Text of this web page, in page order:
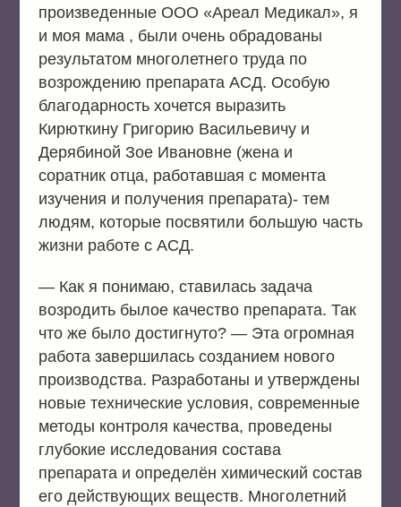
произведенные ООО «Ареал Медикал», я
и моя мама , были очень обрадованы
результатом многолетнего труда по
возрождению препарата АСД. Особую
благодарность хочется выразить
Кирюткину Григорию Васильевичу и
Дерябиной Зое Ивановне (жена и
соратник отца, работавшая с момента
изучения и получения препарата)- тем
людям, которые посвятили большую часть
жизни работе с АСД.
— Как я понимаю, ставилась задача
возродить былое качество препарата. Так
что же было достигнуто? — Эта огромная
работа завершилась созданием нового
производства. Разработаны и утверждены
новые технические условия, современные
методы контроля качества, проведены
глубокие исследования состава
препарата и определён химический состав
его действующих веществ. Многолетний